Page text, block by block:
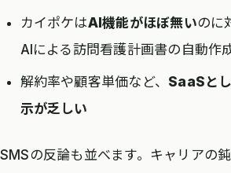
カイポケはAI機能がほぼ無いのに
AIによる訪問看護計画書の自動作
解約率や顧客単価など、 SaaSと
示が乏しい
SMSの反論も並べます。キャリアの